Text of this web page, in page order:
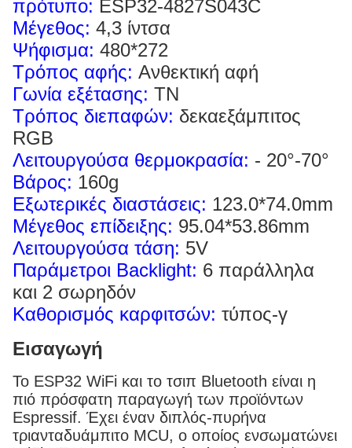
πρότυπο: ESP32-4827S043C
Μέγεθος: 4,3 ίντσα
Ψήφισμα: 480*272
Τρόπος αφής: Ανθεκτική αφή
Γωνία εξέτασης: TN
Τρόπος διεπαφών: δεκαεξάμπιτος
RGB
Λειτουργούσα θερμοκρασία: - 20°-70°
Βάρος: 160g
Εξωτερικές διαστάσεις: 123.0*74.0mm
Μέγεθος επίδειξης: 95.04*53.86mm
Λειτουργούσα τάση: 5V
Παράμετροι Backlight: 6 παράλληλα
και 2 σωρηδόν
Καθορισμός καρφιτσών: τύπος-γ
Εισαγωγή
Το ESP32 WiFi και το τσιπ Bluetooth είναι η
πιό πρόσφατη παραγωγή των προϊόντων
Espressif. Έχει έναν διπλός-πυρήνα
τριανταδυάμπιτο MCU, ο οποίος ενσωματώνει